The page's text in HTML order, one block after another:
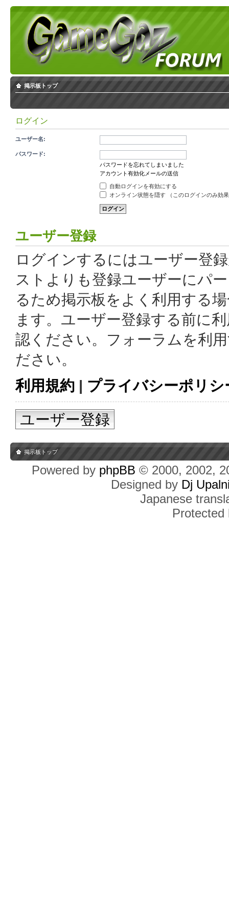
掲示板トップ
ログイン
ユーザー名:
パスワード:
パスワードを忘れてしまいました
アカウント有効化メールの送信
自動ログインを有効にする
オンライン状態を隠す （このログインのみ効
ユーザー登録
ログインするにはユーザー登
ストよりも登録ユーザーにパ
るため掲示板をよく利用する
ます。ユーザー登録する前に
認ください。フォーラムを利
ださい。
利用規約 | プライバシーポリシ
ユーザー登録
掲示板トップ
Powered by phpBB © 2000, 2002,
Designed by Dj
Japanese